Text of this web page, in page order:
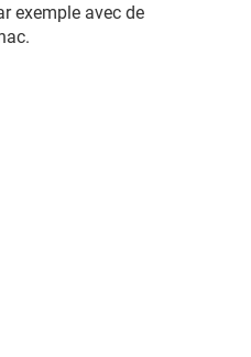
exemple avec de